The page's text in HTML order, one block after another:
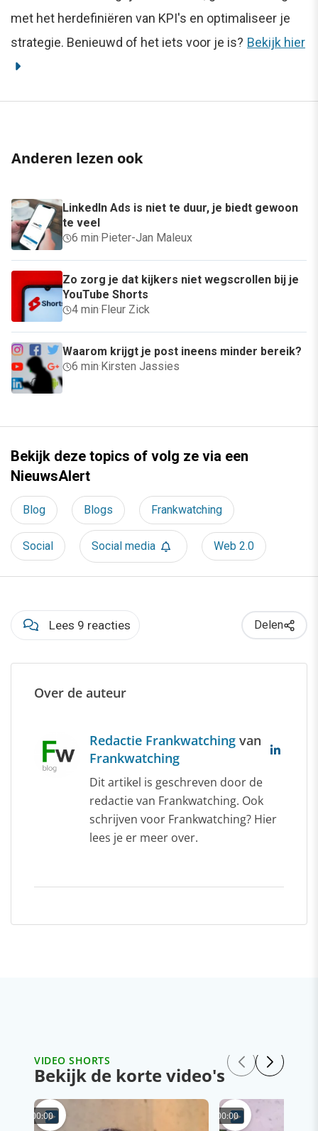
met het herdefiniëren van KPI's en optimaliseer je
strategie. Benieuwd of het iets voor je is? Bekijk hier
Anderen lezen ook
LinkedIn Ads is niet te duur, je biedt gewoon
te veel
6 min· Pieter-Jan Maleux
Zo zorg je dat kijkers niet wegscrollen bij je
YouTube Shorts
4 min· Fleur Zick
Waarom krijgt je post ineens minder bereik?
6 min· Kirsten Jassies
Bekijk deze topics of volg ze via een
NieuwsAlert
Blog Blogs Frankwatching
Social Social media Web 2.0
Lees 9 reacties Delen
Over de auteur
Redactie Frankwatching van
Frankwatching
Dit artikel is geschreven door de
redactie van Frankwatching. Ook
schrijven voor Frankwatching? Hier
lees je er meer over.
VIDEO SHORTS
Bekijk de korte video's
00:00 00:00